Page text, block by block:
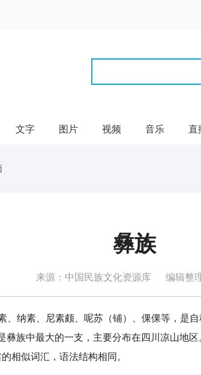
文字 图片 视频 音乐 直
彝族
来源：中国民族文化资源库 编辑整
纳素、尼素颇、呢苏（铺）、倮倮等，是自
彝族中最大的一支，主要分布在四川凉山地
相似词汇，语法结构相同。